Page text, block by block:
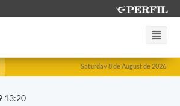
Saturday 8 de August de 2026
13:20